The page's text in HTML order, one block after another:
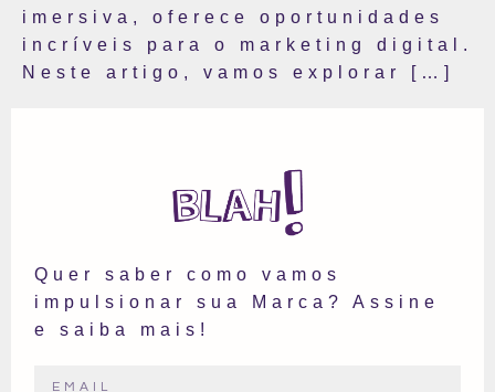
imersiva, oferece oportunidades
incríveis para o marketing digital.
Neste artigo, vamos explorar […]
Quer saber como vamos
impulsionar sua Marca? Assine
e saiba mais!